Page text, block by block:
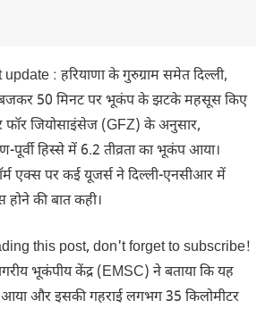
: हरियाणा के गुरुग्राम समेत दिल्ली,
बजकर 50 मिनट पर भूकंप के झटके महसूस किए
फॉर जियोसाइंसेज (GFZ) के अनुसार,
पूर्वी हिस्से में 6.2 तीव्रता का भूकंप आया।
एक्स पर कई यूजर्स ने दिल्ली-एनसीआर में
की बात कही।
this post, don't forget to subscribe!
भूकंपीय केंद्र (EMSC) ने बताया कि यह
आया और इसकी गहराई लगभग 35 किलोमीटर